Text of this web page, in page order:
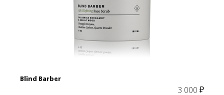
В корзину
Blind Barber
3 000 ₽